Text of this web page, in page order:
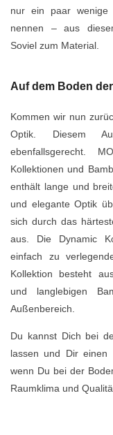
nur ein paar wenige
nennen – aus
Soviel zum Material.
Auf dem Boden
Kommen wir nun
Optik. Diesem
ebenfallsgerecht.
Kollektionen und
enthält lange und
und elegante Optik
sich durch das
aus. Die Dynamic
einfach zu
Kollektion besteht
und langlebigen
Außenbereich.
Du kannst Dich bei
lassen und Dir einen
wenn Du bei der
Raumklima und